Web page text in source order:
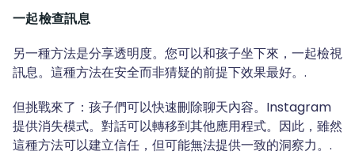
一起檢查訊息
另一種方法是分享透明度。您可以和孩子坐下來，一起檢視
訊息。這種方法在安全而非猜疑的前提下效果最好。.
但挑戰來了：孩子們可以快速刪除聊天內容。Instagram
提供消失模式。對話可以轉移到其他應用程式。因此，雖然
這種方法可以建立信任，但可能無法提供一致的洞察力。.